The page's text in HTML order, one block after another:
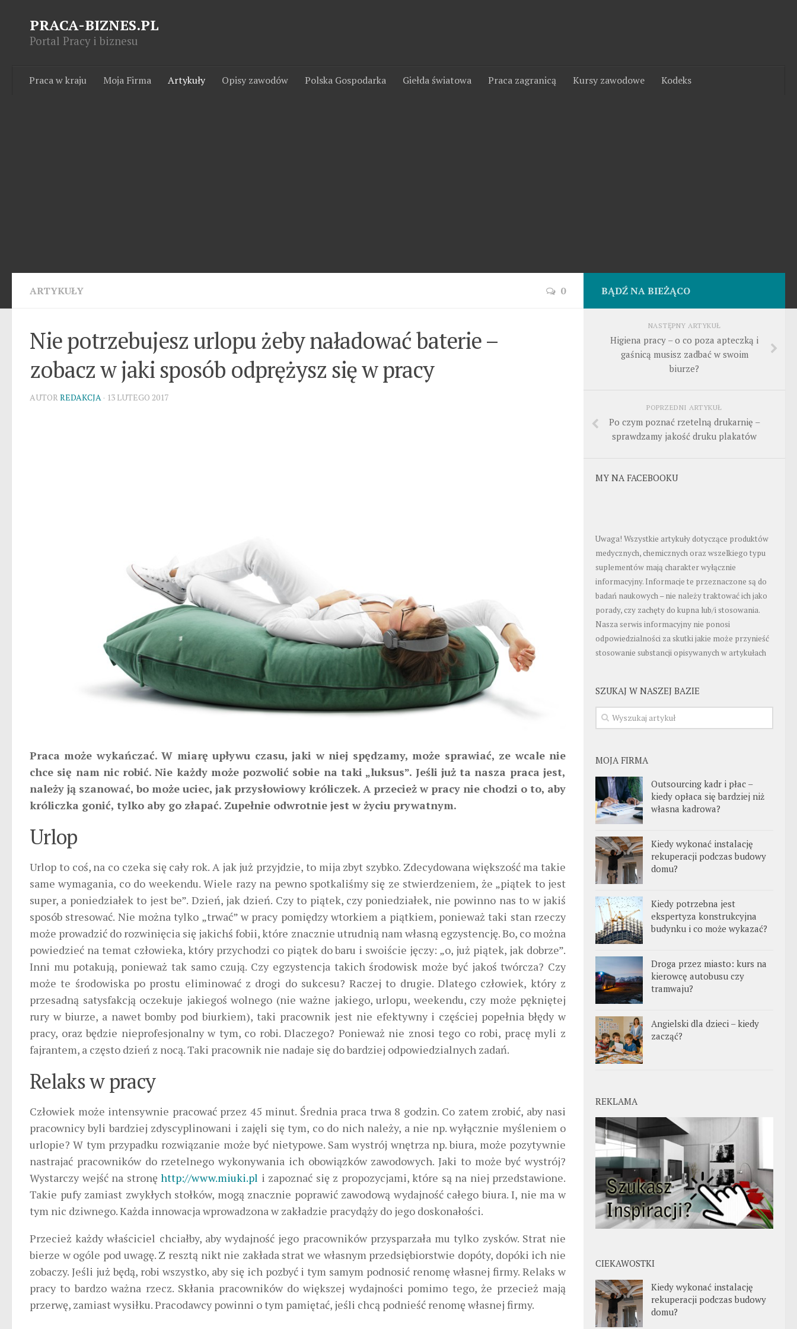
PRACA-BIZNES.PL
Portal Pracy i biznesu
Praca w kraju Moja Firma Artykuły Opisy zawodów Polska Gospodarka Giełda światowa Praca zagranicą Kursy zawodowe Kodeks
ARTYKUŁY 0
Nie potrzebujesz urlopu żeby naładować baterie –
zobacz w jaki sposób odprężysz się w pracy
AUTOR REDAKCJA · 13 LUTEGO 2017
Praca może wykańczać. W miarę upływu czasu, jaki w niej spędzamy, może sprawiać, ze wcale nie
chce się nam nic robić. Nie każdy może pozwolić sobie na taki „luksus”. Jeśli już ta nasza praca jest,
należy ją szanować, bo może uciec, jak przysłowiowy króliczek. A przecież w pracy nie chodzi o to, aby
króliczka gonić, tylko aby go złapać. Zupełnie odwrotnie jest w życiu prywatnym.
Urlop
Urlop to coś, na co czeka się cały rok. A jak już przyjdzie, to mija zbyt szybko. Zdecydowana większość ma takie
same wymagania, co do weekendu. Wiele razy na pewno spotkaliśmy się ze stwierdzeniem, że „piątek to jest
super, a poniedziałek to jest be”. Dzień, jak dzień. Czy to piątek, czy poniedziałek, nie powinno nas to w jakiś
sposób stresować. Nie można tylko „trwać” w pracy pomiędzy wtorkiem a piątkiem, ponieważ taki stan rzeczy
może prowadzić do rozwinięcia się jakichś fobii, które znacznie utrudnią nam własną egzystencję. Bo, co można
powiedzieć na temat człowieka, który przychodzi co piątek do baru i swoiście jęczy: „o, już piątek, jak dobrze”.
Inni mu potakują, ponieważ tak samo czują. Czy egzystencja takich środowisk może być jakoś twórcza? Czy
może te środowiska po prostu eliminować z drogi do sukcesu? Raczej to drugie. Dlatego człowiek, który z
przesadną satysfakcją oczekuje jakiegoś wolnego (nie ważne jakiego, urlopu, weekendu, czy może pękniętej
rury w biurze, a nawet bomby pod biurkiem), taki pracownik jest nie efektywny i częściej popełnia błędy w
pracy, oraz będzie nieprofesjonalny w tym, co robi. Dlaczego? Ponieważ nie znosi tego co robi, pracę myli z
fajrantem, a często dzień z nocą. Taki pracownik nie nadaje się do bardziej odpowiedzialnych zadań.
Relaks w pracy
Człowiek może intensywnie pracować przez 45 minut. Średnia praca trwa 8 godzin. Co zatem zrobić, aby nasi
pracownicy byli bardziej zdyscyplinowani i zajęli się tym, co do nich należy, a nie np. wyłącznie myśleniem o
urlopie? W tym przypadku rozwiązanie może być nietypowe. Sam wystrój wnętrza np. biura, może pozytywnie
nastrajać pracowników do rzetelnego wykonywania ich obowiązków zawodowych. Jaki to może być wystrój?
Wystarczy wejść na stronę http://www.miuki.pl i zapoznać się z propozycjami, które są na niej przedstawione.
Takie pufy zamiast zwykłych stołków, mogą znacznie poprawić zawodową wydajność całego biura. I, nie ma w
tym nic dziwnego. Każda innowacja wprowadzona w zakładzie pracydąży do jego doskonałości.
Przecież każdy właściciel chciałby, aby wydajność jego pracowników przysparzała mu tylko zysków. Strat nie
bierze w ogóle pod uwagę. Z resztą nikt nie zakłada strat we własnym przedsiębiorstwie dopóty, dopóki ich nie
zobaczy. Jeśli już będą, robi wszystko, aby się ich pozbyć i tym samym podnosić renomę własnej firmy. Relaks w
pracy to bardzo ważna rzecz. Skłania pracowników do większej wydajności pomimo tego, że przecież mają
przerwę, zamiast wysiłku. Pracodawcy powinni o tym pamiętać, jeśli chcą podnieść renomę własnej firmy.
BĄDŹ NA BIEŻĄCO
NASTĘPNY ARTYKUŁ
Higiena pracy – o co poza apteczką i
gaśnicą musisz zadbać w swoim
biurze?
POPRZEDNI ARTYKUŁ
Po czym poznać rzetelną drukarnię –
sprawdzamy jakość druku plakatów
MY NA FACEBOOKU
Uwaga! Wszystkie artykuły dotyczące produktów
medycznych, chemicznych oraz wszelkiego typu
suplementów mają charakter wyłącznie
informacyjny. Informacje te przeznaczone są do
badań naukowych – nie należy traktować ich jako
porady, czy zachęty do kupna lub/i stosowania.
Nasza serwis informacyjny nie ponosi
odpowiedzialności za skutki jakie może przynieść
stosowanie substancji opisywanych w artykułach
SZUKAJ W NASZEJ BAZIE
MOJA FIRMA
Outsourcing kadr i płac –
kiedy opłaca się bardziej niż
własna kadrowa?
Kiedy wykonać instalację
rekuperacji podczas budowy
domu?
Kiedy potrzebna jest
ekspertyza konstrukcyjna
budynku i co może wykazać?
Droga przez miasto: kurs na
kierowcę autobusu czy
tramwaju?
Angielski dla dzieci – kiedy
zacząć?
REKLAMA
CIEKAWOSTKI
Kiedy wykonać instalację
rekuperacji podczas budowy
domu?